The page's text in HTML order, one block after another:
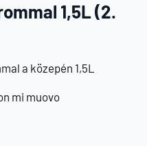
1,5L (2.
a közepén 1,5L
mi muovo